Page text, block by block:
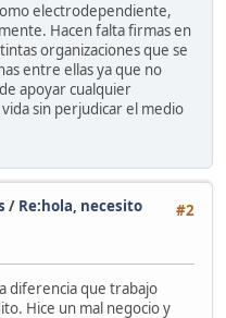
electrodependiente,
Hacen falta firmas en
organizaciones que se
entre ellas ya que no
apoyar cualquier
sin perjudicar el medio
#2
/ Re:hola, necesito
diferencia que trabajo
Hice un mal negocio y